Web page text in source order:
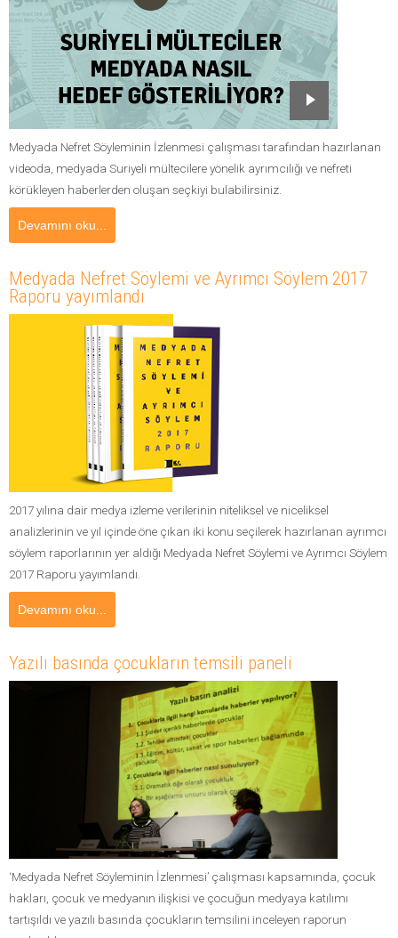
Medyada Nefret Söyleminin İzlenmesi çalışması tarafından hazırlanan
videoda, medyada Suriyeli mültecilere yönelik ayrımcılığı ve nefreti
körükleyen haberlerden oluşan seçkiyi bulabilirsiniz.
Devamını oku...
Medyada Nefret Söylemi ve Ayrımcı Söylem 2017
Raporu yayımlandı
2017 yılına dair medya izleme verilerinin niteliksel ve niceliksel
analizlerinin ve yıl içinde öne çıkan iki konu seçilerek hazırlanan ayrımcı
söylem raporlarının yer aldığı Medyada Nefret Söylemi ve Ayrımcı Söylem
2017 Raporu yayımlandı.
Devamını oku...
Yazılı basında çocukların temsili paneli
‘Medyada Nefret Söyleminin İzlenmesi’ çalışması kapsamında, çocuk
hakları, çocuk ve medyanın ilişkisi ve çocuğun medyaya katılımı
tartışıldı ve yazılı basında çocukların temsilini inceleyen raporun